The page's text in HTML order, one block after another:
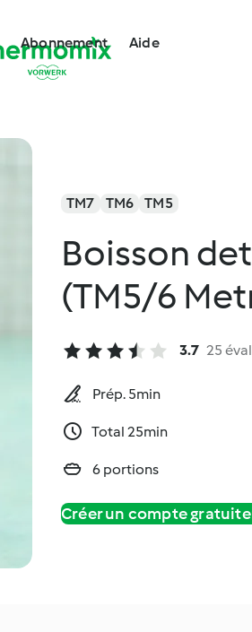
Abonnement Aide
TM7 TM6 TM5
Boisson
(TM5/6
3.7 25
Prép. 5min
Total 25min
6 portions
Créer un compte